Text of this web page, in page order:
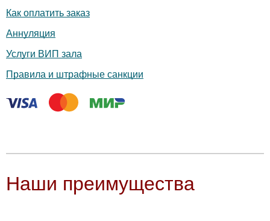
Как оплатить заказ
Аннуляция
Услуги ВИП зала
Правила и штрафные санкции
Наши преимущества